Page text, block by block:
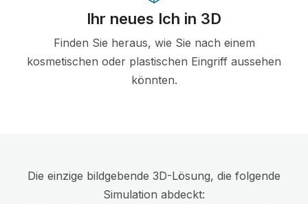
Ihr neues Ich in 3D
Finden Sie heraus, wie Sie nach einem
kosmetischen oder plastischen Eingriff aussehen
könnten.
Die einzige bildgebende 3D-Lösung, die folgende
Simulation abdeckt: